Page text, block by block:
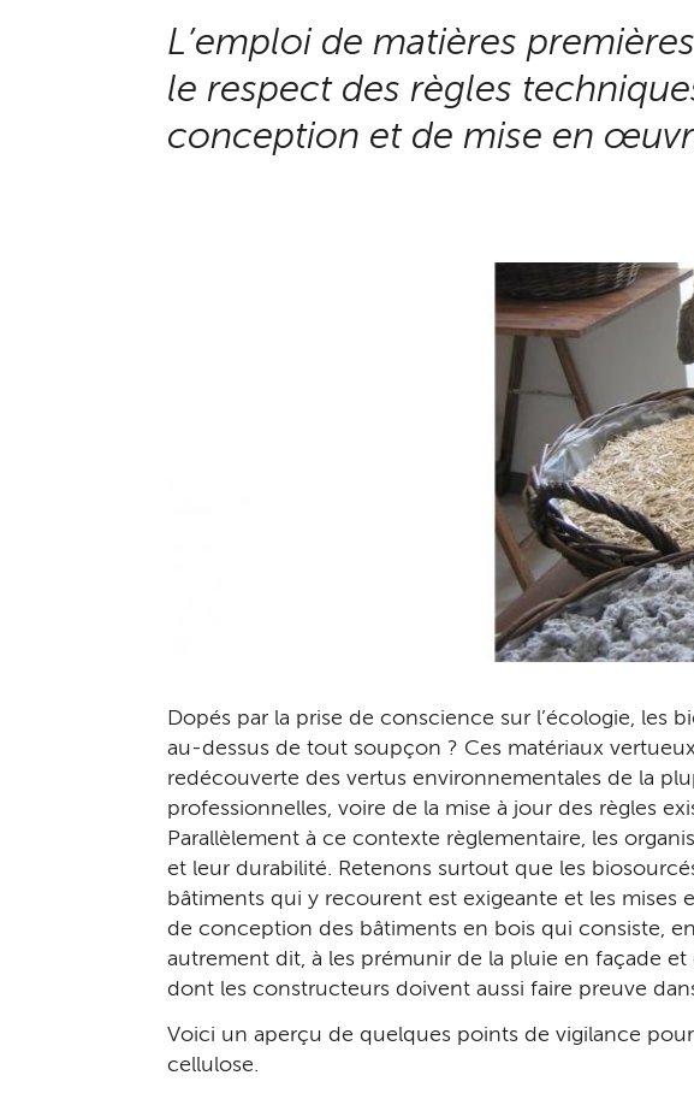
L’emploi de matières
le respect des règles
conception et de mise en
Dopés par la prise de conscience sur l’écologie, les
au-dessus de tout soupçon ? Ces matériaux
redécouverte des vertus environnementales de la
professionnelles, voire de la mise à jour des règles
Parallèlement à ce contexte règlementaire, les
et leur durabilité. Retenons surtout que les
bâtiments qui y recourent est exigeante et les mises
de conception des bâtiments en bois qui consiste,
autrement dit, à les prémunir de la pluie en façade
dont les constructeurs doivent aussi faire preuve
Voici un aperçu de quelques points de vigilance
cellulose.